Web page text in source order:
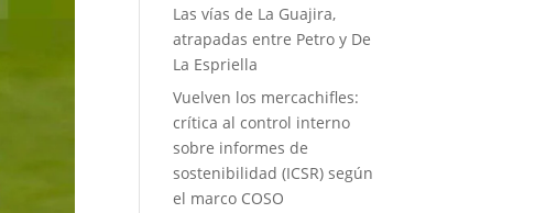
Las vías de La Guajira,
atrapadas entre Petro y De
La Espriella
Vuelven los mercachifles:
crítica al control interno
sobre informes de
sostenibilidad (ICSR) según
el marco COSO